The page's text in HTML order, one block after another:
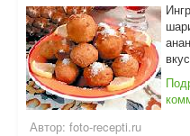
Автор: foto-recepti.ru